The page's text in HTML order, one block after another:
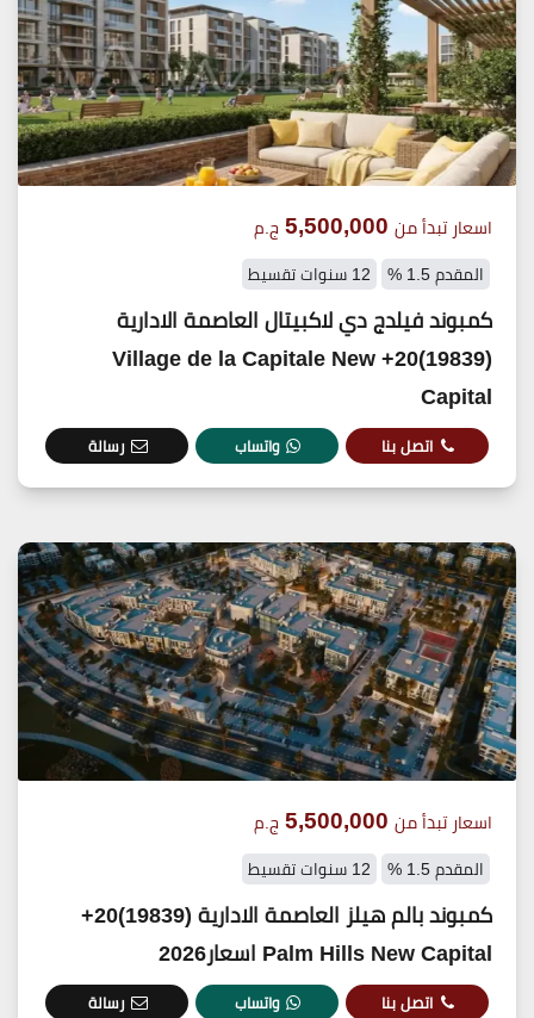
اسعار تبدأ من 5,500,000 ج.م
المقدم 1.5 % 12 سنوات تقسيط
كمبوند فيلدج دي لاكبيتال العاصمة الادارية
(19839)20+ Village de la Capitale New
Capital
اتصل بنا واتساب رسالة
اسعار تبدأ من 5,500,000 ج.م
المقدم 1.5 % 12 سنوات تقسيط
كمبوند بالم هيلز العاصمة الادارية (19839)20+
Palm Hills New Capital اسعار2026
اتصل بنا واتساب رسالة